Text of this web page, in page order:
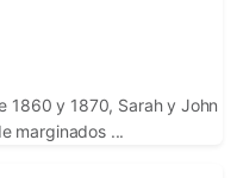
1860 y 1870, Sarah y John
marginados ...